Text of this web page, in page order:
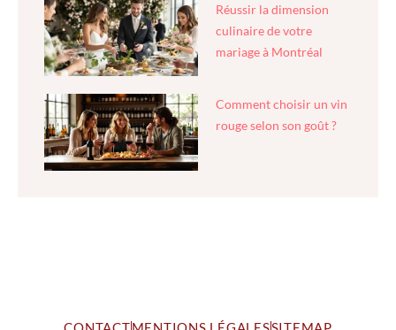
Réussir la dimension
culinaire de votre
mariage à Montréal
Comment choisir un vin
rouge selon son goût ?